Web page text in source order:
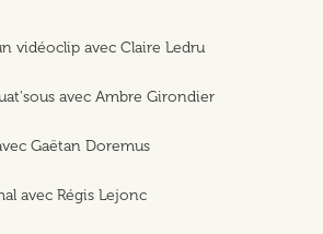
vidéoclip avec Claire Ledru
avec Ambre Girondier
Gaëtan Doremus
avec Régis Lejonc